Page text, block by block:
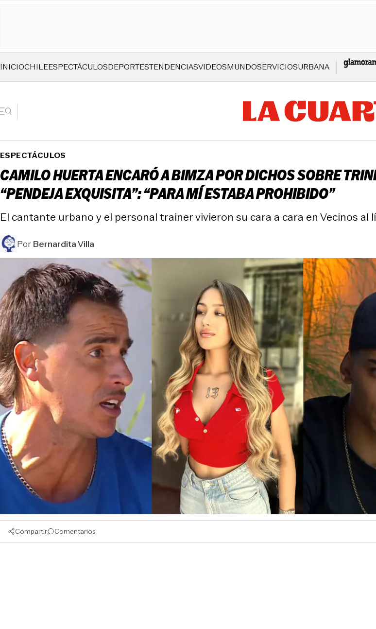
INICIOCHILEESPECTÁCULOSDEPORTESTENDENCIASVIDEOSMUNDOSERVICIOSURBANA
ESPECTÁCULOS
CAMILO HUERTA ENCARÓ A BIMZA POR DICHOS SOBRE
“PENDEJA EXQUISITA”: “PARA MÍ ESTABA PROHIBIDO”
El cantante urbano y el personal trainer vivieron su cara a cara en Vecinos al
PorBernardita Villa
Compartir Comentarios